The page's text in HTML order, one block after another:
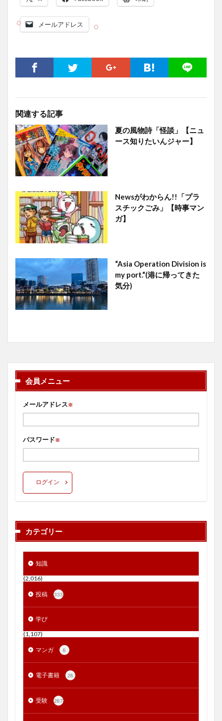
メールアドレス
関連する記事
夏の風物詩「怪談」【ニュ
ース知りたいんジャー】
Newsがわからん!!「プラ
スチックごみ」【時事マン
ガ】
“Asia Operation Division is
my port.“(港に帰ってきた
気分)
会員メニュー
メールアドレス※
パスワード※
ログイン
カテゴリー
知識
(2,016)
投稿 333
学び
(1,107)
マンガ 8
電子書籍 28
受験 287